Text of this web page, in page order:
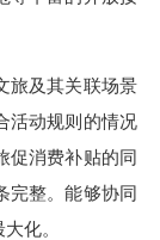
及其关联场景
活动规则的情况
促消费补贴的同
完整。能够协同
化。